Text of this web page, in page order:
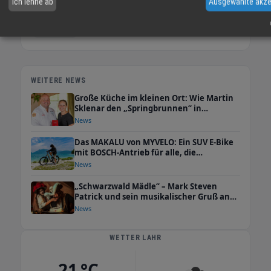
WEITERE NEWS
Große Küche im kleinen Ort: Wie Martin
Sklenar den „Springbrunnen“ in
Tiergarten zur Gourmetadresse machte
News
Das MAKALU von MYVELO: Ein SUV E-Bike
mit BOSCH-Antrieb für alle, die
unterwegs mehr erwarten
News
„Schwarzwald Mädle“ – Mark Steven
Patrick und sein musikalischer Gruß an
seine Wahlheimat Schwarzwald
News
WETTER LAHR